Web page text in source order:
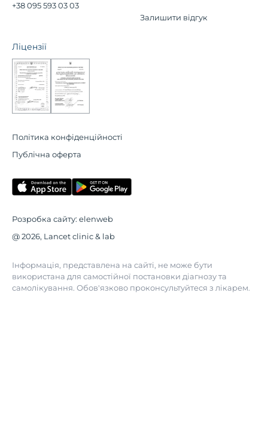
+38 095 593 03 03
Залишити відгук
Ліцензії
Політика конфіденційності
Публічна оферта
Розробка сайту: elenweb
@ 2026, Lancet clinic & lab
Інформація, представлена на сайті, не може бути
використана для самостійної постановки діагнозу та
самолікування. Обов'язково проконсультуйтеся з лікарем.